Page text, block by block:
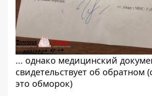
... однако медицинский
свидетельствует об обратном
это обморок)